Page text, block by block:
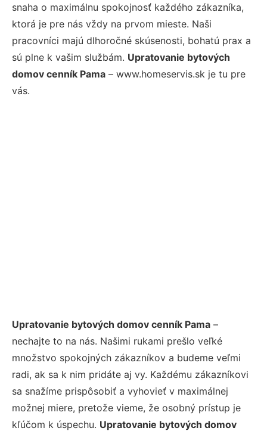
snaha o maximálnu spokojnosť každého zákazníka,
ktorá je pre nás vždy na prvom mieste. Naši
pracovníci majú dlhoročné skúsenosti, bohatú prax a
sú plne k vašim službám. Upratovanie bytových
domov cenník Pama – www.homeservis.sk je tu pre
vás.
Upratovanie bytových domov cenník Pama –
nechajte to na nás. Našimi rukami prešlo veľké
množstvo spokojných zákazníkov a budeme veľmi
radi, ak sa k nim pridáte aj vy. Každému zákazníkovi
sa snažíme prispôsobiť a vyhovieť v maximálnej
možnej miere, pretože vieme, že osobný prístup je
kľúčom k úspechu. Upratovanie bytových domov